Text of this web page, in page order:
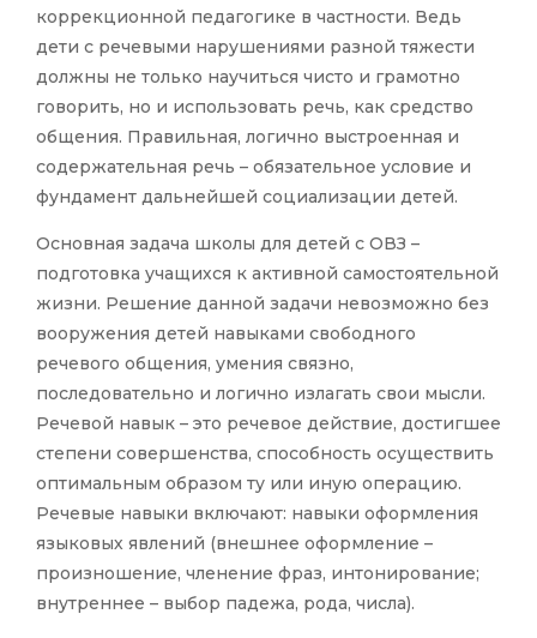
коррекционной педагогике в частности. Ведь
дети с речевыми нарушениями разной тяжести
должны не только научиться чисто и грамотно
говорить, но и использовать речь, как средство
общения. Правильная, логично выстроенная и
содержательная речь – обязательное условие и
фундамент дальнейшей социализации детей.
Основная задача школы для детей с ОВЗ –
подготовка учащихся к активной самостоятельной
жизни. Решение данной задачи невозможно без
вооружения детей навыками свободного
речевого общения, умения связно,
последовательно и логично излагать свои мысли.
Речевой навык – это речевое действие, достигшее
степени совершенства, способность осуществить
оптимальным образом ту или иную операцию.
Речевые навыки включают: навыки оформления
языковых явлений (внешнее оформление –
произношение, членение фраз, интонирование;
внутреннее – выбор падежа, рода, числа).